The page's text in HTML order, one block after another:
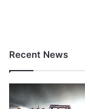
Recent News